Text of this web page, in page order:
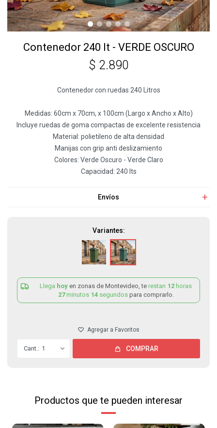
Contenedor 240 lt - VERDE OSCURO
$ 2.890
Contenedor con ruedas 240 Litros
Medidas: 60cm x 70cm, x 100cm (Largo x Ancho x Alto)
Incluye ruedas de goma compactas de excelente resistencia
Material: polietileno de alta densidad
Manijas con grip anti deslizamiento
Colores: Verde Oscuro - Verde Claro
Capacidad: 240 lts
Envíos
Variantes:
Llega hoy en zonas de Montevideo, te restan 12 horas
27minutos 14 segundos para comprarlo.
1 COMPRAR
Productos que te pueden interesar